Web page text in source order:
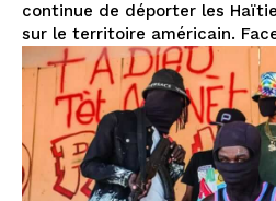
continue de déporter les
sur le territoire américain.